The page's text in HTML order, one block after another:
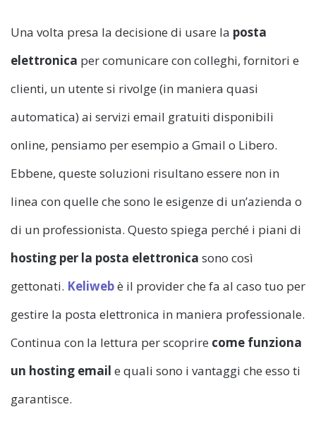
Una volta presa la decisione di usare la posta
elettronica per comunicare con colleghi, fornitori e
clienti, un utente si rivolge (in maniera quasi
automatica) ai servizi email gratuiti disponibili
online, pensiamo per esempio a Gmail o Libero.
Ebbene, queste soluzioni risultano essere non in
linea con quelle che sono le esigenze di un’azienda o
di un professionista. Questo spiega perché i piani di
hosting per la posta elettronica sono così
gettonati. Keliwebè il provider che fa al caso tuo per
gestire la posta elettronica in maniera professionale.
Continua con la lettura per scoprire come funziona
un hosting email e quali sono i vantaggi che esso ti
garantisce.